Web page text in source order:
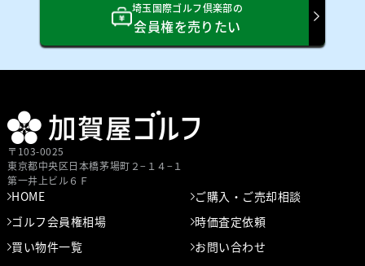
埼玉国際ゴルフ倶楽部の
会員権を売りたい
〒103-0025
東京都中央区⽇本橋茅場町２−１４−１
第⼀井上ビル６Ｆ
HOME
ご購入・ご売却相談
ゴルフ会員権相場
時価査定依頼
買い物件一覧
お問い合わせ